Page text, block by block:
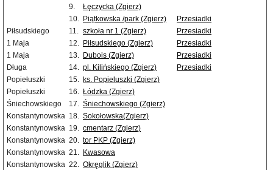
9.
Łęczycka (Zgierz)
10. Piątkowska /park (Zgierz)
Przesiadki
Piłsudskiego
11. szkoła nr 1 (Zgierz)
Przesiadki
1 Maja
12. Piłsudskiego (Zgierz)
Przesiadki
1 Maja
13. Dubois (Zgierz)
Przesiadki
Długa
14. pl. Kilińskiego (Zgierz)
Przesiadki
Popiełuszki
15. ks. Popieluszki (Zgierz)
Popiełuszki
16. Łódzka (Zgierz)
Śniechowskiego
17. Śniechowskiego (Zgierz)
Konstantynowska 18. Sokołowska(Zgierz)
Konstantynowska 19. cmentarz (Zgierz)
Konstantynowska 20. tor PKP (Zgierz)
Konstantynowska 21. Kwasowa
Konstantynowska 22. Okręglik (Zgierz)